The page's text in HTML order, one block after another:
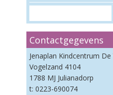
Contactgegevens
Jenaplan Kindcentrum
Vogelzand 4104
1788 MJ Julianadorp
t: 0223-690074